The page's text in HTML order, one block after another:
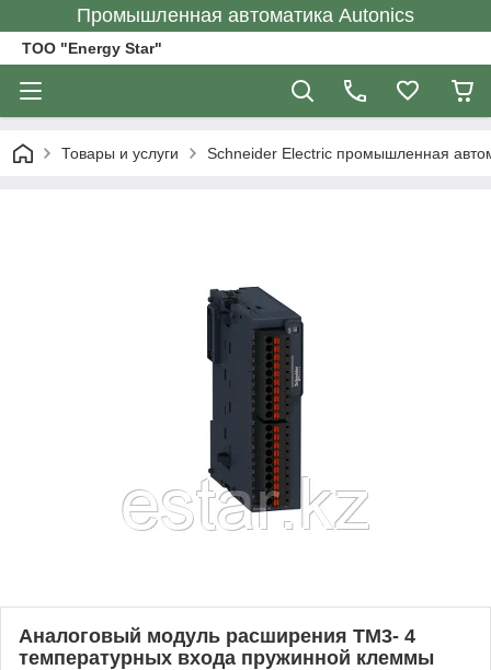
Промышленная автоматика Autonics
ТОО "Energy Star"
Товары и услуги Schneider Electric промышленная
Аналоговый модуль расширения ТМ3- 4
температурных входа пружинной клеммы